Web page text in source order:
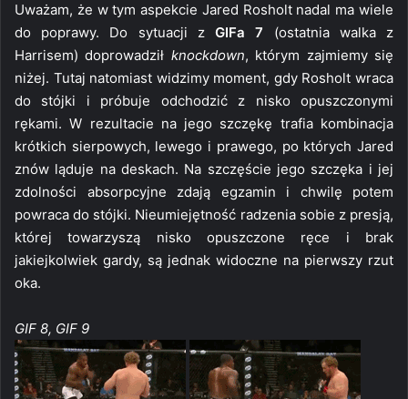
Uważam, że w tym aspekcie Jared Rosholt nadal ma wiele
do poprawy. Do sytuacji zGIFa 7 (ostatnia walka z
Harrisem) doprowadził knockdown, którym zajmiemy się
niżej. Tutaj natomiast widzimy moment, gdy Rosholt wraca
do stójki i próbuje odchodzić z nisko opuszczonymi
rękami. W rezultacie na jego szczękę trafia kombinacja
krótkich sierpowych, lewego i prawego, po których Jared
znów ląduje na deskach. Na szczęście jego szczęka i jej
zdolności absorpcyjne zdają egzamin i chwilę potem
powraca do stójki. Nieumiejętność radzenia sobie z presją,
której towarzyszą nisko opuszczone ręce i brak
jakiejkolwiek gardy, są jednak widoczne na pierwszy rzut
oka.
GIF 8, GIF 9